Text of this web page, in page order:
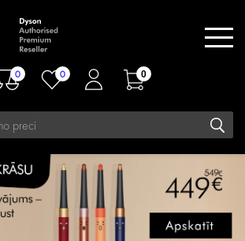
0 0 0